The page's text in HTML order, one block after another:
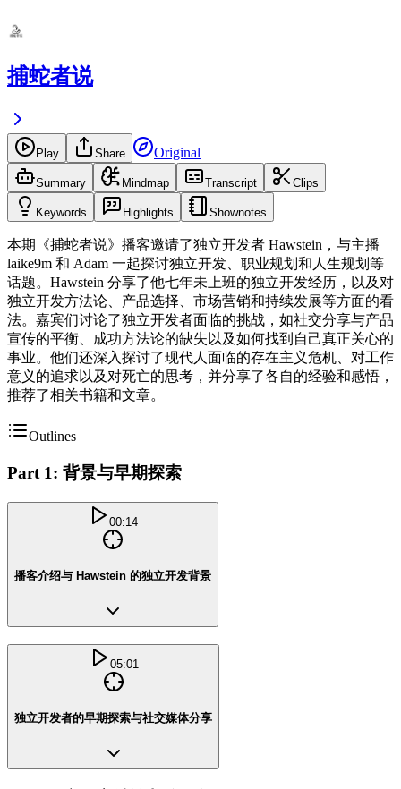
捕蛇者说
Play Share Original
Summary Mindmap Transcript Clips
Keywords Highlights Shownotes
本期《捕蛇者说》播客邀请了独立开发者 Hawstein，与主播
laike9m 和 Adam 一起探讨独立开发、职业规划和人生规划等
话题。Hawstein 分享了他七年未上班的独立开发经历，以及对
独立开发方法论、产品选择、市场营销和持续发展等方面的看
法。嘉宾们讨论了独立开发者面临的挑战，如社交分享与产品
宣传的平衡、成功方法论的缺失以及如何找到自己真正关心的
事业。他们还深入探讨了现代人面临的存在主义危机、对工作
意义的追求以及对死亡的思考，并分享了各自的经验和感悟，
推荐了相关书籍和文章。
Outlines
Part 1: 背景与早期探索
00:14
播客介绍与 Hawstein 的独立开发背景
05:01
独立开发者的早期探索与社交媒体分享